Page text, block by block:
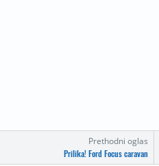
Prethodni oglas
Prilika! Ford Focus caravan